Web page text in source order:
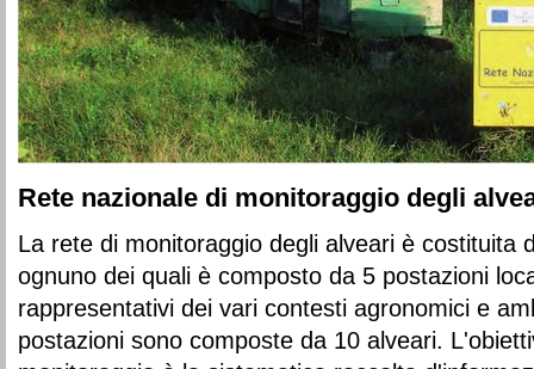
Rete nazionale di monitoraggio degli
La rete di monitoraggio degli alveari è costituita
ognuno dei quali è composto da 5 postazioni
rappresentativi dei vari contesti agronomici e
postazioni sono composte da 10 alveari.